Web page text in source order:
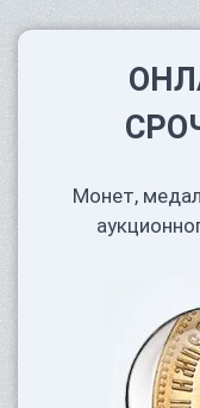
Монет,